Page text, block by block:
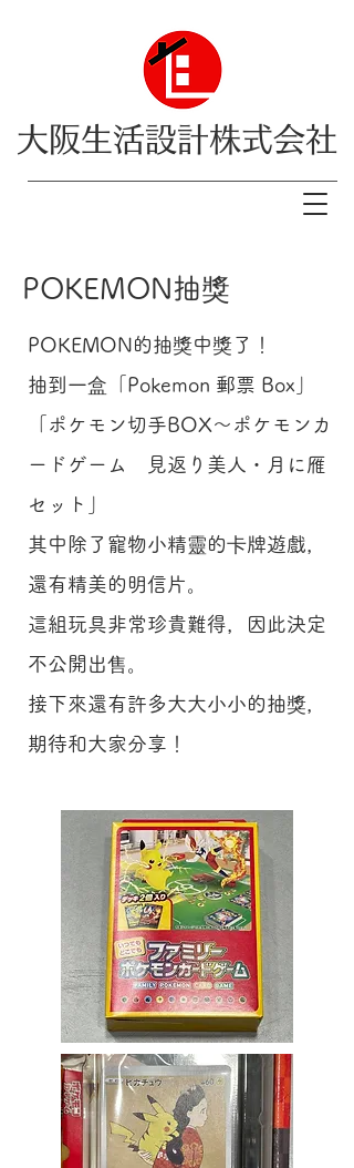
大阪生活設計株式会社
​POKEMON抽獎
POKEMON的抽獎中獎了！
抽到一盒「Pokemon 郵票 Box」
「ポケモン切手BOX～ポケモンカ
ードゲーム 見返り美人・月に雁
セット」
其中除了寵物小精靈的卡牌遊戲，
還有精美的明信片。
這組玩具非常珍貴難得，因此決定
不公開出售。
​接下來還有許多大大小小的抽獎，
期待和大家分享！